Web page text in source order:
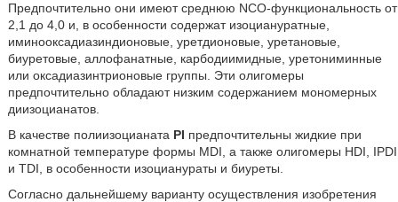
Предпочтительно они имеют среднюю NCO-функциональность от
2,1 до 4,0 и, в особенности содержат изоциануратные,
иминооксадиазиндионовые, уретдионовые, уретановые,
биуретовые, аллофанатные, карбодиимидные, уретониминные
или оксадиазинтрионовые группы. Эти олигомеры
предпочтительно обладают низким содержанием мономерных
диизоцианатов.
В качестве полиизоцианата PI предпочтительны жидкие при
комнатной температуре формы MDI, а также олигомеры HDI, IPDI
и TDI, в особенности изоцианураты и биуреты.
Согласно дальнейшему варианту осуществления изобретения